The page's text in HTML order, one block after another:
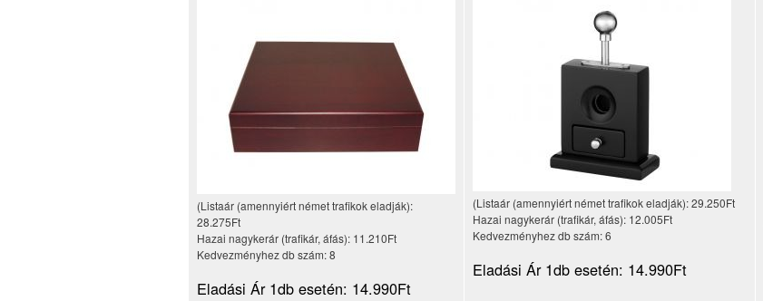
(Listaár (amennyiért német trafikok eladják):
28.275Ft
Hazai nagykerár (trafikár, áfás): 11.210Ft
Kedvezményhez db szám:8
Eladási Ár 1db esetén: 14.990Ft
(Listaár (amennyiért német trafikok eladják):29.250Ft
Hazai nagykerár (trafikár, áfás): 12.005Ft
Kedvezményhez db szám:6
Eladási Ár 1db esetén: 14.990Ft